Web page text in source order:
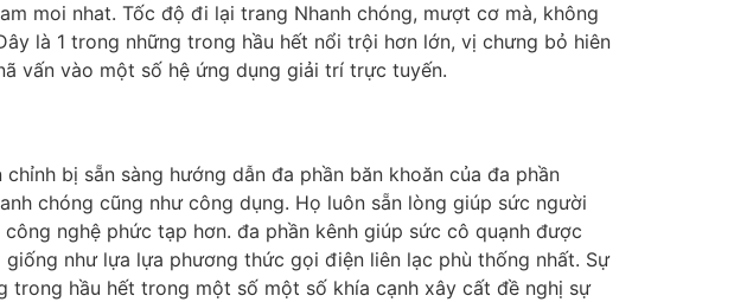
moi nhat. Tốc độ đi lại trang Nhanh chóng, mượt cơ mà, không
là 1 trong những trong hầu hết nổi trội hơn lớn, vị chưng bỏ hiên
vấn vào một số hệ ứng dụng giải trí trực tuyến.
bị sẵn sàng hướng dẫn đa phần băn khoăn của đa phần
chóng cũng như công dụng. Họ luôn sẵn lòng giúp sức người
nghệ phức tạp hơn. đa phần kênh giúp sức cô quạnh được
như lựa lựa phương thức gọi điện liên lạc phù thống nhất. Sự
trong hầu hết trong một số một số khía cạnh xây cất đề nghị sự